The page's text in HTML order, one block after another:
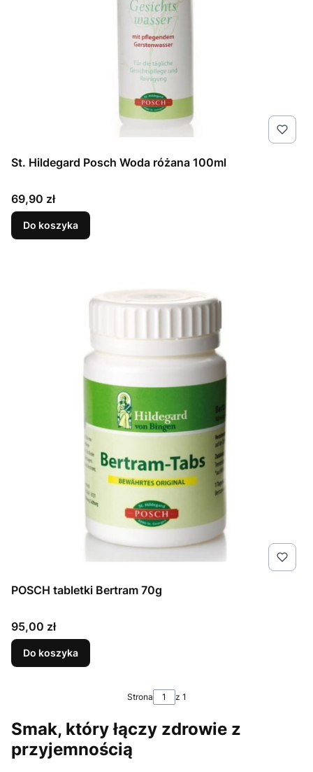
St. Hildegard Posch Woda różana 100ml
Cena
69,90 zł
Do koszyka
POSCH tabletki Bertram 70g
Cena
95,00 zł
Do koszyka
Strona z 1
Smak, który łączy zdrowie z
przyjemnością